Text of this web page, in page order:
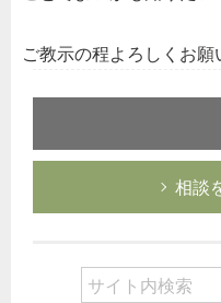
ご教示の程よろしくお願
相談